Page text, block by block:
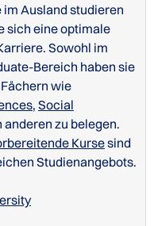
Ausland studieren
sich eine optimale
Sowohl im
Bereich haben sie
wie
, Social
anderen zu belegen.
Kursesind
Studienangebots.